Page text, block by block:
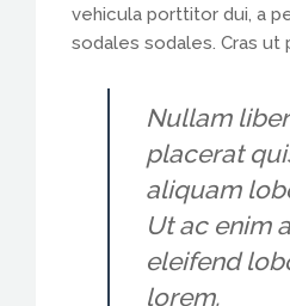
vehicula porttitor dui, a
sodales sodales. Cras ut
Nullam
placerat
aliquam
Ut ac enim
eleifend
lorem.